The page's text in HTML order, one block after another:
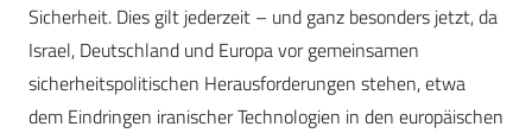
Sicherheit. Dies gilt jederzeit – und ganz besonders jetzt, da
Israel, Deutschland und Europa vor gemeinsamen
sicherheitspolitischen Herausforderungen stehen, etwa
dem Eindringen iranischer Technologien in den europäischen